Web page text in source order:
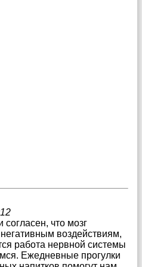
что мозг
воздействиям,
работа нервной системы
Ежедневные прогулки